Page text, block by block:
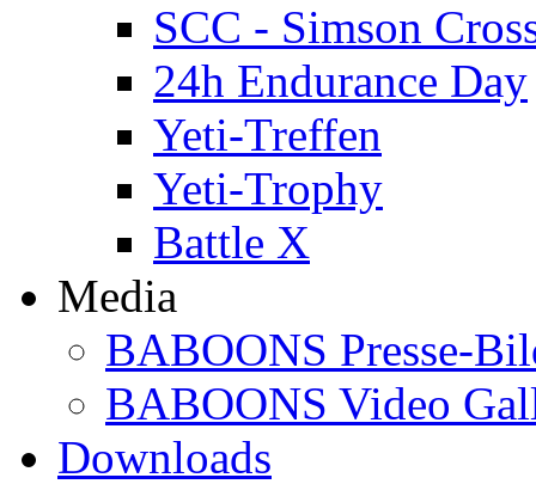
SCC - Simson
24h Endurance Day
Yeti-Treffen
Yeti-Trophy
Battle X
Media
BABOONS Presse-
BABOONS Video
Downloads